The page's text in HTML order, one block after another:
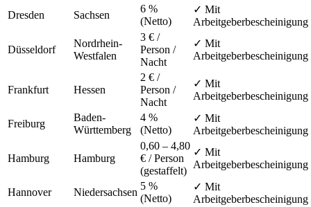
Dresden
Sachsen
6 %
(Netto)
✓ Mit
Arbeitgeberbescheinigung
Düsseldorf
Nordrhein-
Westfalen
3 € /
Person /
Nacht
✓ Mit
Arbeitgeberbescheinigung
Frankfurt Hessen
2 € /
Person /
Nacht
✓ Mit
Arbeitgeberbescheinigung
Freiburg
Baden-
Württemberg
4 %
(Netto)
✓ Mit
Arbeitgeberbescheinigung
Hamburg Hamburg
0,60 – 4,80
€ / Person
(gestaffelt)
✓ Mit
Arbeitgeberbescheinigung
Hannover Niedersachsen
5 %
(Netto)
✓ Mit
Arbeitgeberbescheinigung